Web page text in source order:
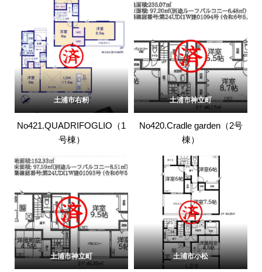
土浦市右籾
No421.QUADRIFOGLIO（1
号棟）
土浦市神立町
No420.Cradle garden（2号
棟）
土浦市神立町 土浦市小松